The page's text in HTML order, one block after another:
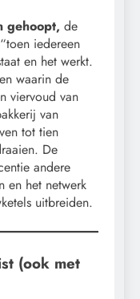
gehoopt, de
iedereen
en het werkt.
waarin de
viervoud van
van
tot tien
De
andere
en het netwerk
uitbreiden.
(ook met